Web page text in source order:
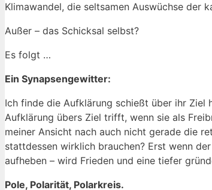
Klimawandel, die seltsamen Auswüchse der
Außer – das Schicksal selbst?
Es folgt …
Ein Synapsengewitter:
Ich finde die Aufklärung schießt über ihr Ziel
Aufklärung übers Ziel trifft, wenn sie als
meiner Ansicht nach auch nicht gerade die
stattdessen wirklich brauchen? Erst wenn
aufheben – wird Frieden und eine tiefer
Pole, Polarität, Polarkreis.